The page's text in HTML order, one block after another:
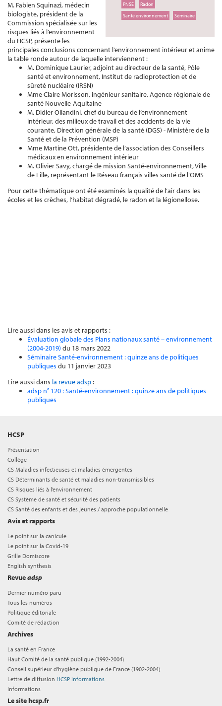
PNSE
Radon
Santé environnement
Séminaire
M. Fabien Squinazi, médecin
biologiste, président de la
Commission spécialisée sur les
risques liés à l’environnement
du HCSP, présente les
principales conclusions concernant l’environnement intérieur et anime
la table ronde autour de laquelle interviennent :
M. Dominique Laurier, adjoint au directeur de la santé, Pôle
santé et environnement, Institut de radioprotection et de
sûreté nucléaire (IRSN)
Mme Claire Morisson, ingénieur sanitaire, Agence régionale de
santé Nouvelle-Aquitaine
M. Didier Ollandini, chef du bureau de l’environnement
intérieur, des milieux de travail et des accidents de la vie
courante, Direction générale de la santé (DGS) - Ministère de la
Santé et de la Prévention (MSP)
Mme Martine Ott, présidente de l’association des Conseillers
médicaux en environnement intérieur
M. Olivier Savy, chargé de mission Santé-environnement, Ville
de Lille, représentant le Réseau français villes santé de l’OMS
Pour cette thématique ont été examinés la qualité de l’air dans les
écoles et les crèches, l’habitat dégradé, le radon et la légionellose.
Lire aussi dans les avis et rapports :
Évaluation globale des Plans nationaux santé – environnement
(2004-2019) du 18 mars 2022
Séminaire Santé-environnement : quinze ans de politiques
publiques du 11 janvier 2023
Lire aussi dans la revue adsp:
adsp n° 120 : Santé-environnement : quinze ans de politiques
publiques
HCSP
Présentation
Collège
CS Maladies infectieuses et maladies émergentes
CS Déterminants de santé et maladies non-transmissibles
CS Risques liés à l’environnement
CS Système de santé et sécurité des patients
CS Santé des enfants et des jeunes / approche populationnelle
Avis et rapports
Le point sur la canicule
Le point sur la Covid-19
Grille Domiscore
English synthesis
Revueadsp
Dernier numéro paru
Tous les numéros
Politique éditoriale
Comité de rédaction
Archives
La santé en France
Haut Comité de la santé publique (1992-2004)
Conseil supérieur d'hygiène publique de France (1902-2004)
Lettre de diffusion HCSP Informations
Informations
Le site hcsp.fr